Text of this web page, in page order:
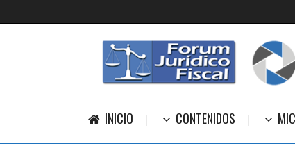
INICIO CONTENIDOS